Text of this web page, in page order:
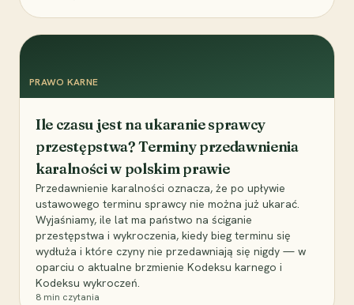
PRAWO KARNE
Ile czasu jest na ukaranie sprawcy
przestępstwa? Terminy przedawnienia
karalności w polskim prawie
Przedawnienie karalności oznacza, że po upływie
ustawowego terminu sprawcy nie można już ukarać.
Wyjaśniamy, ile lat ma państwo na ściganie
przestępstwa i wykroczenia, kiedy bieg terminu się
wydłuża i które czyny nie przedawniają się nigdy — w
oparciu o aktualne brzmienie Kodeksu karnego i
Kodeksu wykroczeń.
8 min czytania